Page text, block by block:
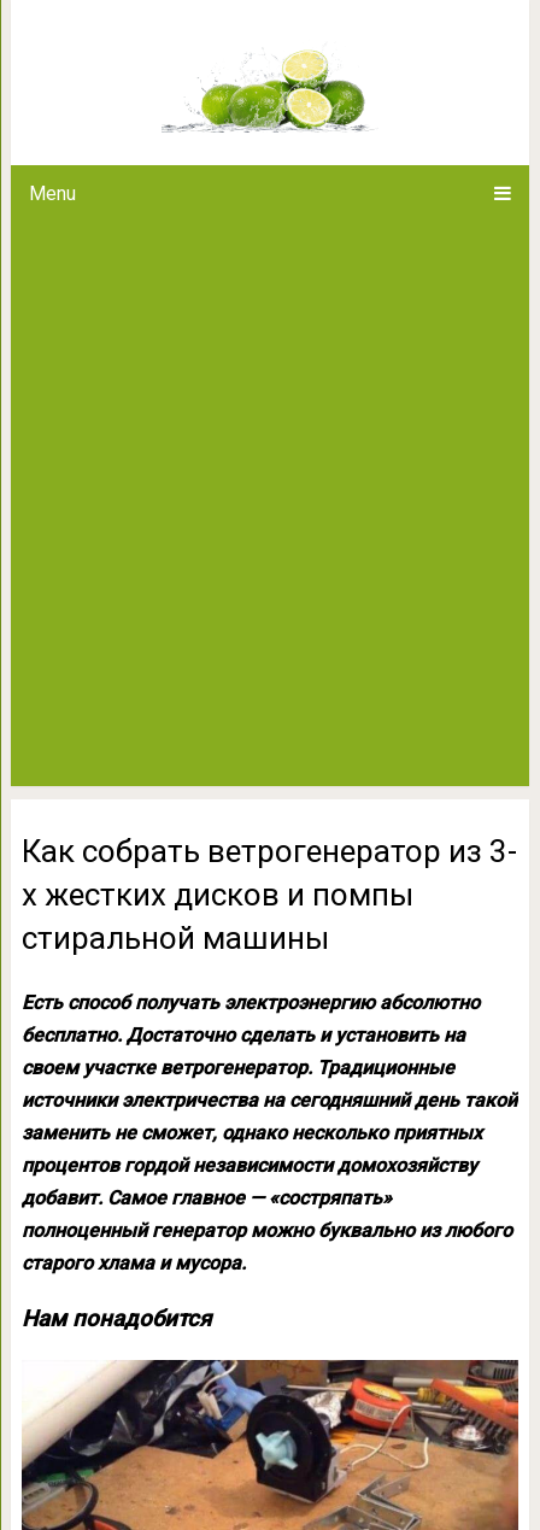
Menu
Как собрать ветрогенератор из 3-
х жестких дисков и помпы
стиральной машины
Есть способ получать электроэнергию абсолютно
бесплатно. Достаточно сделать и установить на
своем участке ветрогенератор. Традиционные
источники электричества на сегодняшний день такой
заменить не сможет, однако несколько приятных
процентов гордой независимости домохозяйству
добавит. Самое главное — «состряпать»
полноценный генератор можно буквально из любого
старого хлама и мусора.
Нам понадобится